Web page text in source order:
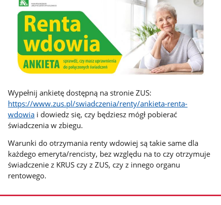
Wypełnij ankietę dostępną na stronie ZUS:
https://www.zus.pl/swiadczenia/renty/ankieta-renta-
wdowia i dowiedz się, czy będziesz mógł pobierać
świadczenia w zbiegu.
Warunki do otrzymania renty wdowiej są takie same dla
każdego emeryta/rencisty, bez względu na to czy otrzymuje
świadczenie z KRUS czy z ZUS, czy z innego organu
rentowego.